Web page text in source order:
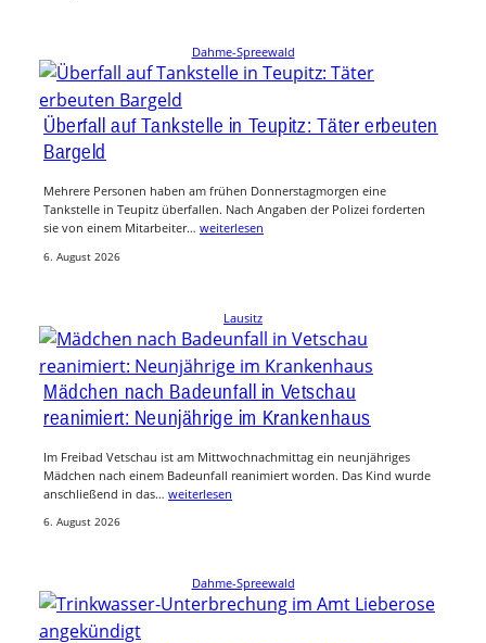
Dahme-Spreewald
Überfall auf Tankstelle in Teupitz: Täter erbeuten
Bargeld
Mehrere Personen haben am frühen Donnerstagmorgen eine
Tankstelle in Teupitz überfallen. Nach Angaben der Polizei forderten
sie von einem Mitarbeiter… weiterlesen
6. August 2026
Lausitz
Mädchen nach Badeunfall in Vetschau
reanimiert: Neunjährige im Krankenhaus
Im Freibad Vetschau ist am Mittwochnachmittag ein neunjähriges
Mädchen nach einem Badeunfall reanimiert worden. Das Kind wurde
anschließend in das… weiterlesen
6. August 2026
Dahme-Spreewald